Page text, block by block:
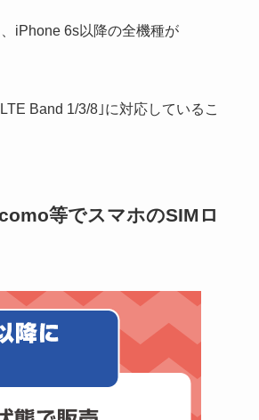
iPhone 6s以降の全機種が
Band 1/3/8｣に対応しているこ
等でスマホのSIMロ